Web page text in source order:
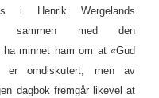
i Henrik Wergelands
sammen med den
minnet ham om at «Gud
er omdiskutert, men av
dagbok fremgår likevel at